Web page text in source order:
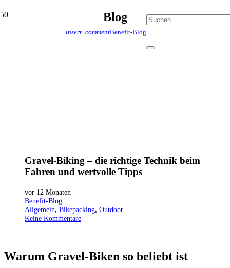
insert_commentBenefit-Blog
Blog
Gravel-Biking – die richtige Technik beim
Fahren und wertvolle Tipps
vor 12 Monaten
Benefit-Blog
Allgemein, Bikepacking, Outdoor
Keine Kommentare
Warum Gravel-Biken so beliebt ist